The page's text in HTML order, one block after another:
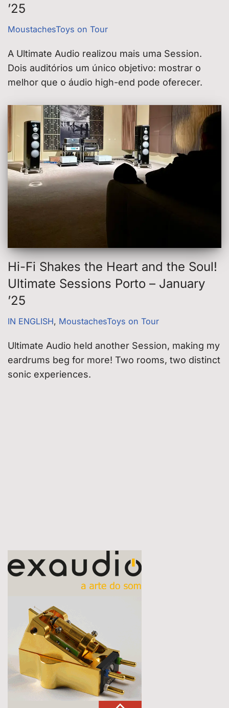
’25
MoustachesToys on Tour
A Ultimate Audio realizou mais uma Session.
Dois auditórios um único objetivo: mostrar o
melhor que o áudio high-end pode oferecer.
Hi-Fi Shakes the Heart and the Soul!
Ultimate Sessions Porto – January
’25
IN ENGLISH, MoustachesToys on Tour
Ultimate Audio held another Session, making my
eardrums beg for more! Two rooms, two distinct
sonic experiences.